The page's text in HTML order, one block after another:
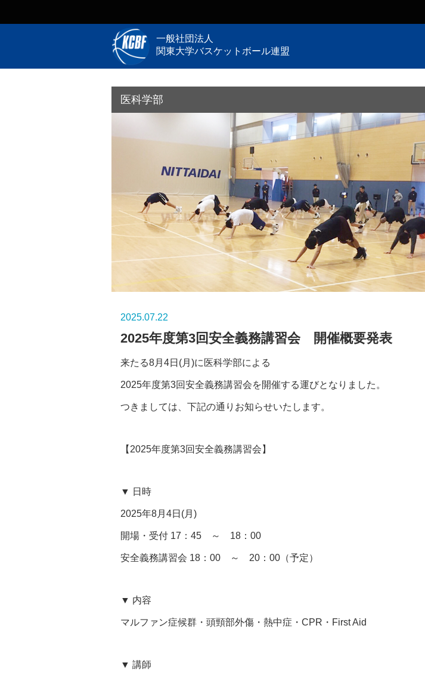
一般社団法人
関東大学バスケットボール連盟
医科学部
2025.07.22
2025年度第3回安全義務講習会 開催概要発表
来たる8月4日(月)に医科学部による
2025年度第3回安全義務講習会を開催する運びとなりました。
つきましては、下記の通りお知らせいたします。
【2025年度第3回安全義務講習会】
▼ 日時
2025年8月4日(月)
開場・受付 17：45 ～ 18：00
安全義務講習会 18：00 ～ 20：00（予定）
▼ 内容
マルファン症候群・頭頸部外傷・熱中症・CPR・First Aid
▼ 講師